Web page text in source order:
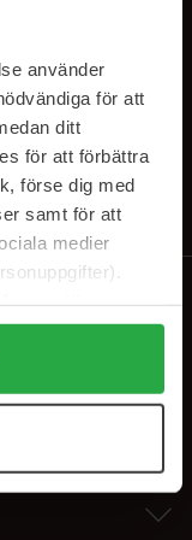
använder
för att
ditt
för att förbättra
förse dig med
samt för att
medier
accepterar du
kan anpassa
helst återkalla
tilaus milloin